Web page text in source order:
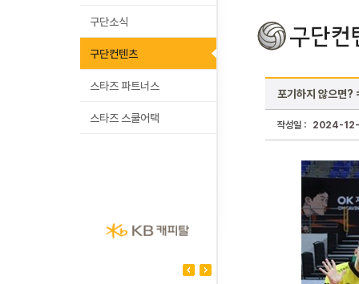
구단소식
구단컨텐츠
스타즈 파트너스
스타즈 스쿨어택
포기하지 않으면
작성일 : 2024-